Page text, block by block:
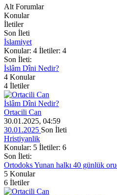
Alt Forumlar
Konular
İletiler
Son İleti
İslamiyet
Konular: 4 İletiler: 4
Son İleti:
İslâm Dîni Nedir?
4 Konular
4 İletiler
İslâm Dîni Nedir?
Ortacili Can
30.01.2025, 04:59
30.01.2025 Son İleti
Hristiyanlik
Konular: 5 İletiler: 6
Son İleti:
Ortodoks Yunan halkı 40 günlük
5 Konular
6 İletiler